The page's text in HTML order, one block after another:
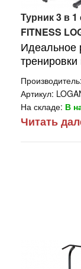
Турник 3 в
FITNESS
Идеальное
Производитель:
Артикул:
На складе: В
Читать